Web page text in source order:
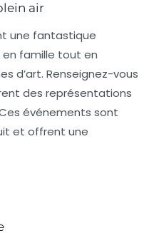
air
une fantastique
famille tout en
d’art. Renseignez-vous
des représentations
événements sont
et offrent une